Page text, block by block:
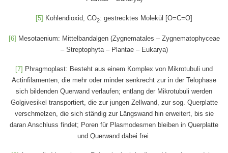
[5] Kohlendioxid, CO2: gestrecktes Molekül [O=C=O]
[6] Mesotaenium: Mittelbandalgen (Zygnematales – Zygnematophyceae
– Streptophyta – Plantae – Eukarya)
[7] Phragmoplast: Besteht aus einem Komplex von Mikrotubuli und
Actinfilamenten, die mehr oder minder senkrecht zur in der Telophase
sich bildenden Querwand verlaufen; entlang der Mikrotubuli werden
Golgivesikel transportiert, die zur jungen Zellwand, zur sog. Querplatte
verschmelzen, die sich ständig zur Längswand hin erweitert, bis sie
daran Anschluss findet; Poren für Plasmodesmen bleiben in Querplatte
und Querwand dabei frei.